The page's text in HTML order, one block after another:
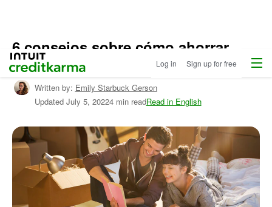
Intuit Credit Karma Log in Sign up for free Menu
6 consejos sobre cómo ahorrar
para comprar una casa
Written by: Emily Starbuck Gerson
Updated July 5, 20224 min readRead in English